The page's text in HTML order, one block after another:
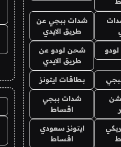
شدات ببجي عن
طريق الايدي
شحن لودو عن
طريق الايدي
بطاقات ايتونز
شدات ببجي
اقساط
ايتونز سعودي
اقساط